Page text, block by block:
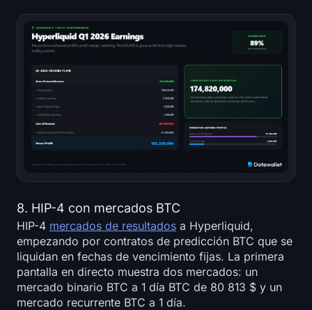
8. HIP-4 con mercados BTC
HIP-4 mercados de resultados a Hyperliquid,
empezando por contratos de predicción BTC que se
liquidan en fechas de vencimiento fijas. La primera
pantalla en directo muestra dos mercados: un
mercado binario BTC a 1 día BTC de 80 813 $ y un
mercado recurrente BTC a 1 día.